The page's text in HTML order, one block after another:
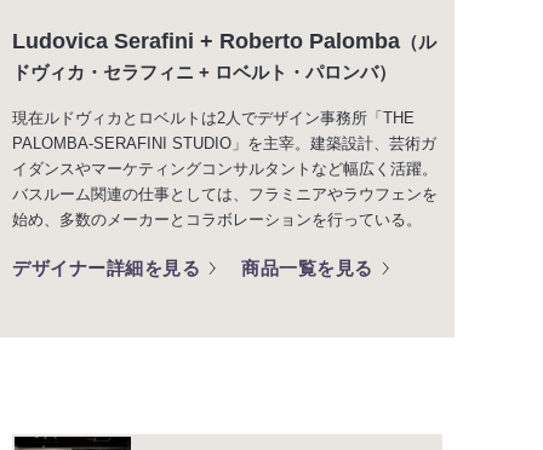
Ludovica Serafini + Roberto Palomba （ル
ドヴィカ・セラフィニ + ロベルト・パロンバ）
現在ルドヴィカとロベルトは2人でデザイン事務所「THE
PALOMBA-SERAFINI STUDIO」を主宰。建築設計、芸術ガ
イダンスやマーケティングコンサルタントなど幅広く活躍。
バスルーム関連の仕事としては、フラミニアやラウフェンを
始め、多数のメーカーとコラボレーションを行っている。
デザイナー詳細を見る 商品一覧を見る